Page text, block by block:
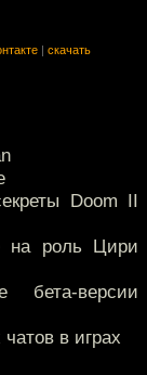
скачать
Doom II
на роль Цири
бета-версии
в играх